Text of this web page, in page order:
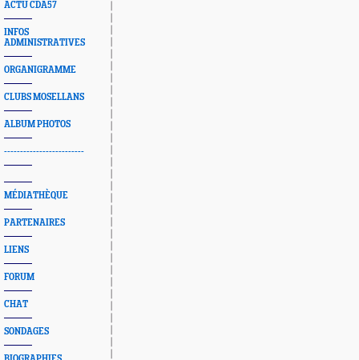
ACTU CDA57
INFOS
ADMINISTRATIVES
ORGANIGRAMME
CLUBS MOSELLANS
ALBUM PHOTOS
-------------------------
MÉDIATHÈQUE
PARTENAIRES
LIENS
FORUM
CHAT
SONDAGES